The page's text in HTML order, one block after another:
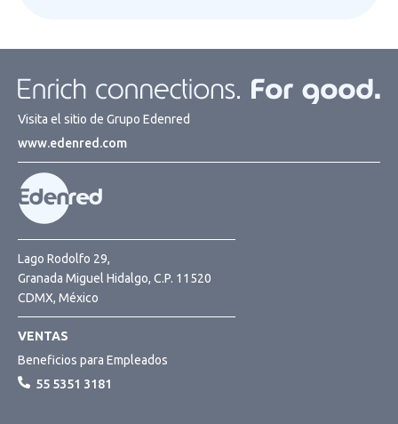
Visita el sitio de Grupo Edenred
www.edenred.com
Lago Rodolfo 29,
Granada Miguel Hidalgo, C.P. 11520
CDMX, México
VENTAS
Beneficios para Empleados
55 5351 3181